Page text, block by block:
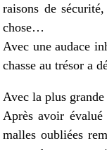
raisons de
chose…
Avec une audace
chasse au trésor a
Avec la plus
Après avoir
malles oubliées